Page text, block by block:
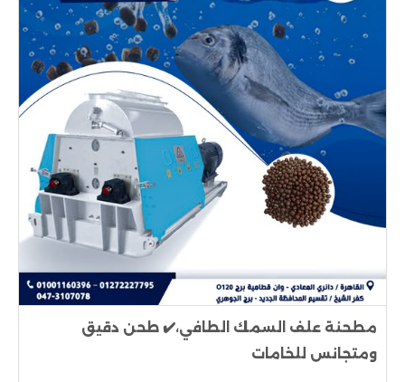
مطحنة علف السمك الطافي،✔️ طحن دقيق
ومتجانس للخامات